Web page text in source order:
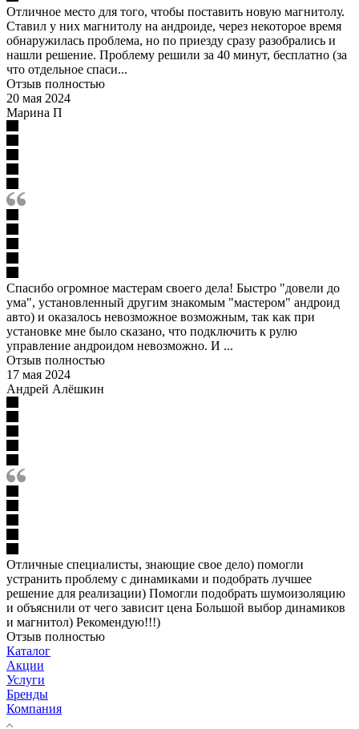
Отличное место для того, чтобы поставить новую магнитолу.
Ставил у них магнитолу на андроиде, через некоторое время
обнаружилась проблема, но по приезду сразу разобрались и
нашли решение. Проблему решили за 40 минут, бесплатно (за
что отдельное спаси...
Отзыв полностью
20 мая 2024
Марина П
Спасибо огромное мастерам своего дела! Быстро "довели до
ума", установленный другим знакомым "мастером" андроид
авто) и оказалось невозможное возможным, так как при
установке мне было сказано, что подключить к рулю
управление андроидом невозможно. И ...
Отзыв полностью
17 мая 2024
Андрей Алёшкин
Отличные специалисты, знающие свое дело) помогли
устранить проблему с динамиками и подобрать лучшее
решение для реализации) Помогли подобрать шумоизоляцию
и объяснили от чего зависит цена Большой выбор динамиков
и магнитол) Рекомендую!!!)
Отзыв полностью
Каталог
Акции
Услуги
Бренды
Компания